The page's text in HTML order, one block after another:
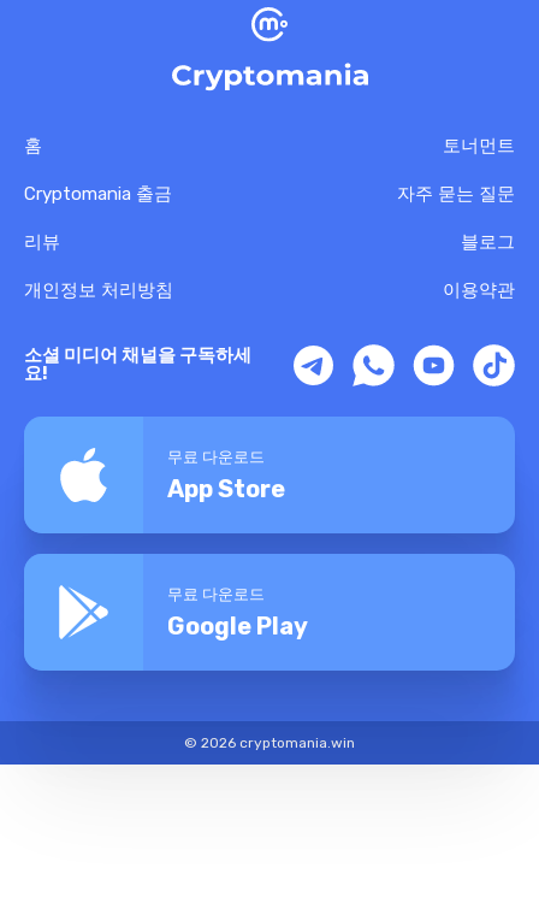
홈 토너먼트
Cryptomania 출금 자주 묻는 질문
리뷰 블로그
개인정보 처리방침 이용약관
소셜 미디어 채널을 구독하세
요!
무료 다운로드
App Store
무료 다운로드
Google Play
© 2026 cryptomania.win